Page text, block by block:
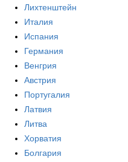
Лихтенштейн
Италия
Испания
Германия
Венгрия
Австрия
Португалия
Латвия
Литва
Хорватия
Болгария